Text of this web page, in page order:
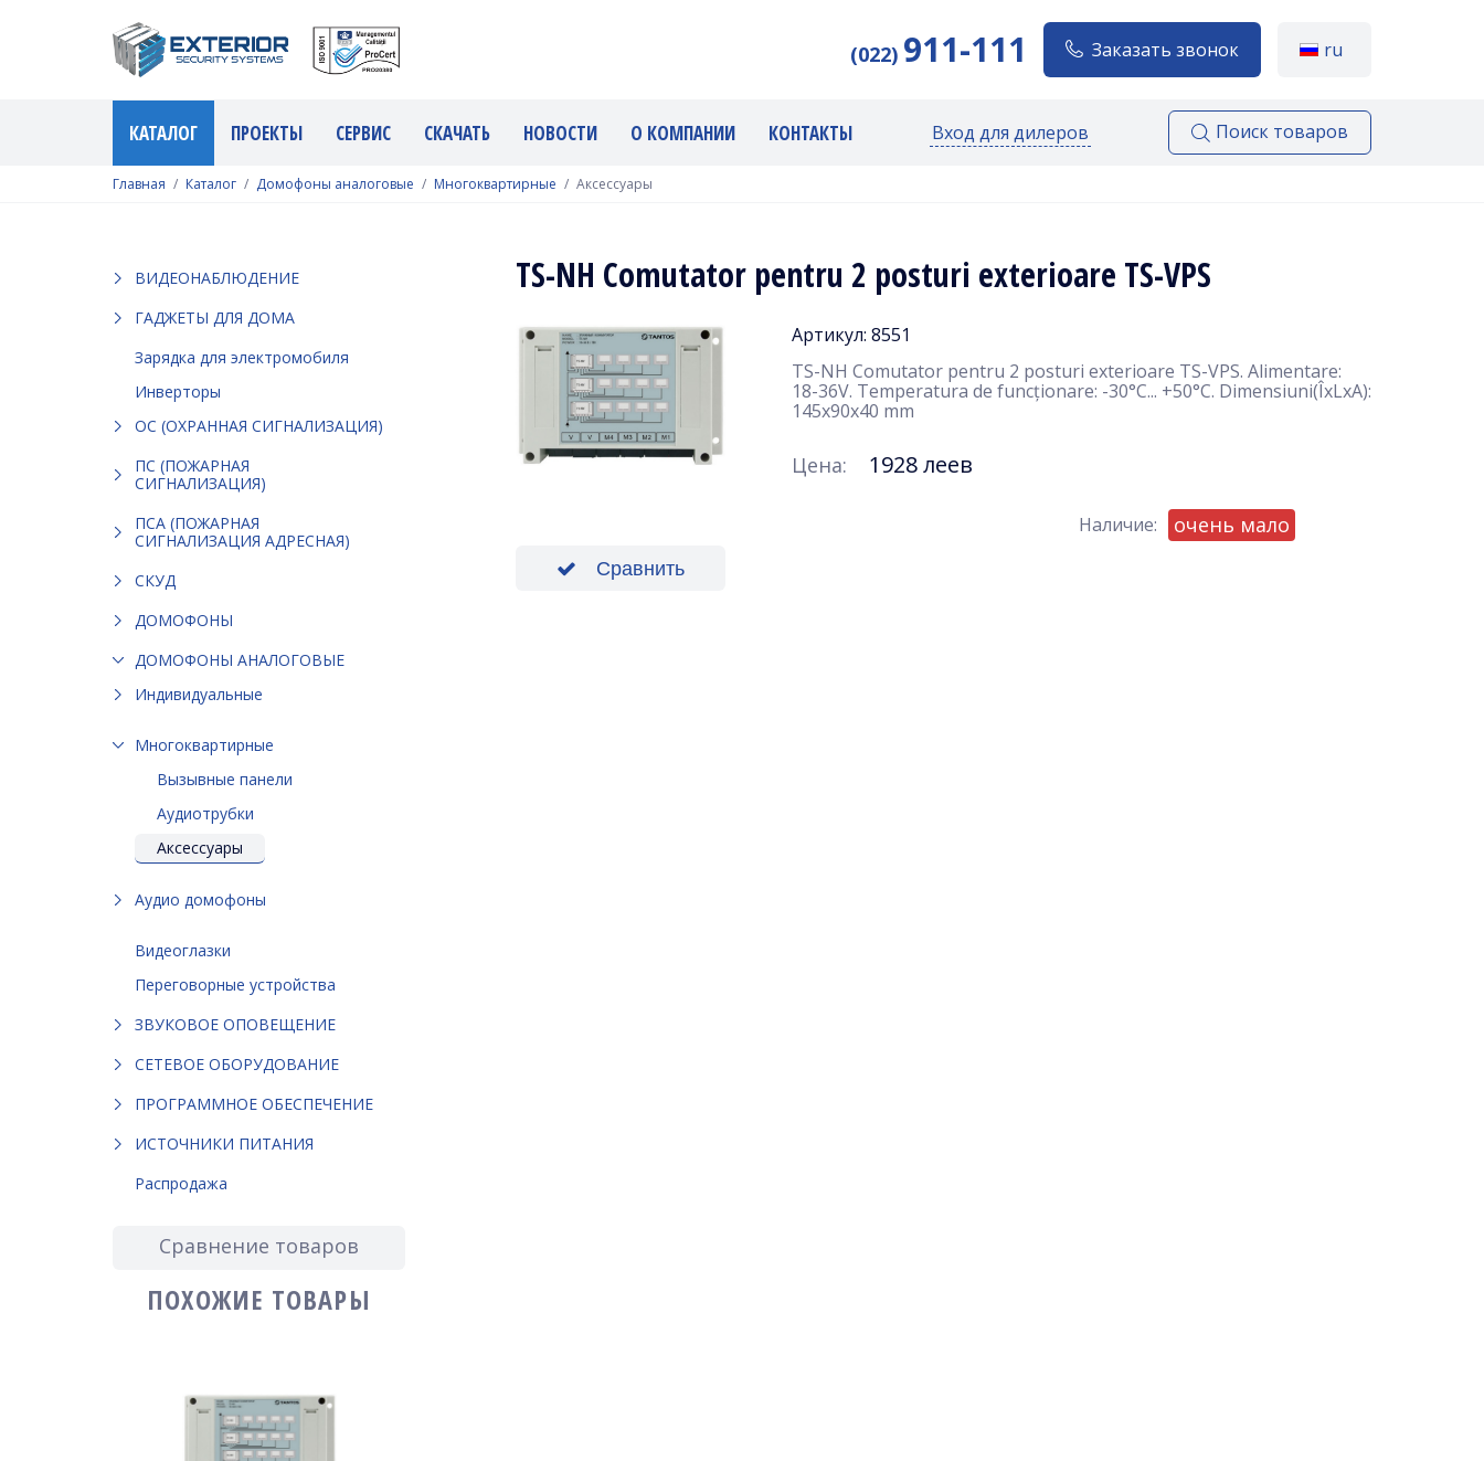
(022) 911-111 Заказать звонок ru
КАТАЛОГ ПРОЕКТЫ СЕРВИС СКАЧАТЬ НОВОСТИ О КОМПАНИИ КОНТАКТЫ Вход для дилеров Поиск товаров
Главная Каталог Домофоны аналоговые Многоквартирные Аксессуары
ВИДЕОНАБЛЮДЕНИЕ
ГАДЖЕТЫ ДЛЯ ДОМА
Зарядка для электромобиля
Инверторы
ОС (ОХРАННАЯ СИГНАЛИЗАЦИЯ)
ПС (ПОЖАРНАЯ
СИГНАЛИЗАЦИЯ)
ПСА (ПОЖАРНАЯ
СИГНАЛИЗАЦИЯ АДРЕСНАЯ)
СКУД
ДОМОФОНЫ
ДОМОФОНЫ АНАЛОГОВЫЕ
Индивидуальные
Многоквартирные
Вызывные панели
Аудиотрубки
Аксессуары
Аудио домофоны
Видеоглазки
Переговорные устройства
ЗВУКОВОЕ ОПОВЕЩЕНИЕ
СЕТЕВОЕ ОБОРУДОВАНИЕ
ПРОГРАММНОЕ ОБЕСПЕЧЕНИЕ
ИСТОЧНИКИ ПИТАНИЯ
Распродажа
Сравнение товаров
ПОХОЖИЕ ТОВАРЫ
TS-NH Comutator pentru 2 posturi exterioare TS-VPS
Сравнить
Артикул: 8551
TS-NH Comutator pentru 2 posturi exterioare TS-VPS. Alimentare:
18-36V. Temperatura de funcționare: -30°С... +50°С. Dimensiuni(ÎxLxA):
145х90х40 mm
Цена: 1928 леев
Наличие: очень мало